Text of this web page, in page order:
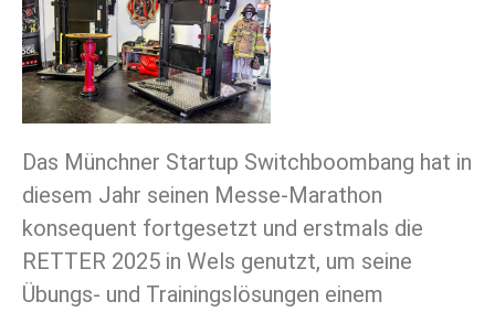
Das Münchner Startup Switchboombang hat in
diesem Jahr seinen Messe-Marathon
konsequent fortgesetzt und erstmals die
RETTER 2025 in Wels genutzt, um seine
Übungs- und Trainingslösungen einem